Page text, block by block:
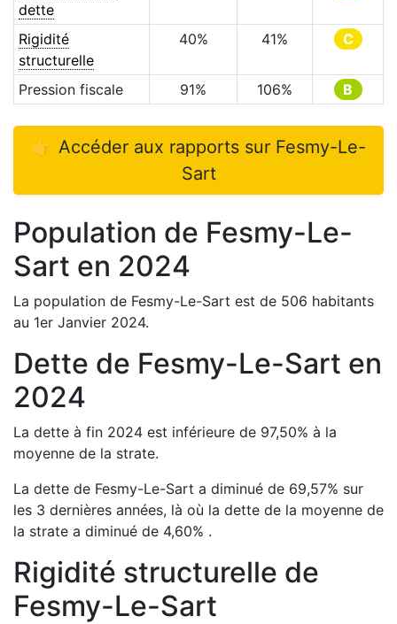
dette
Rigidité
structurelle
40% 41% C
Pression fiscale 91% 106% B
👉 Accéder aux rapports sur Fesmy-Le-
Sart
Population de Fesmy-Le-
Sart en 2024
La population de Fesmy-Le-Sart est de 506 habitants
au 1er Janvier 2024.
Dette de Fesmy-Le-Sart en
2024
La dette à fin 2024 est inférieure de 97,50% à la
moyenne de la strate.
La dette de Fesmy-Le-Sart a diminué de 69,57% sur
les 3 dernières années, là où la dette de la moyenne de
la strate a diminué de 4,60% .
Rigidité structurelle de
Fesmy-Le-Sart